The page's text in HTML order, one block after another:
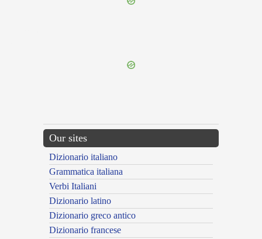
Our sites
Dizionario italiano
Grammatica italiana
Verbi Italiani
Dizionario latino
Dizionario greco antico
Dizionario francese